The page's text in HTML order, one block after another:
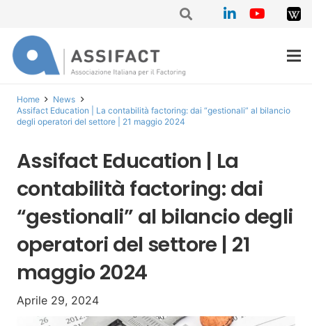
Home
News
Assifact Education | La contabilità factoring: dai “gestionali” al bilancio
degli operatori del settore | 21 maggio 2024
Assifact Education | La
contabilità factoring: dai
“gestionali” al bilancio degli
operatori del settore | 21
maggio 2024
Aprile 29, 2024